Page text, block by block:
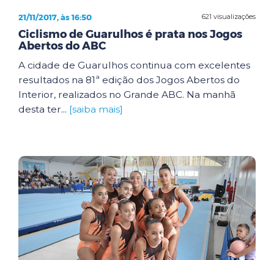
621 visualizações
21/11/2017, às 16:50
Ciclismo de Guarulhos é prata nos Jogos
Abertos do ABC
A cidade de Guarulhos continua com excelentes
resultados na 81ª edição dos Jogos Abertos do
Interior, realizados no Grande ABC. Na manhã
desta ter... [saiba mais]